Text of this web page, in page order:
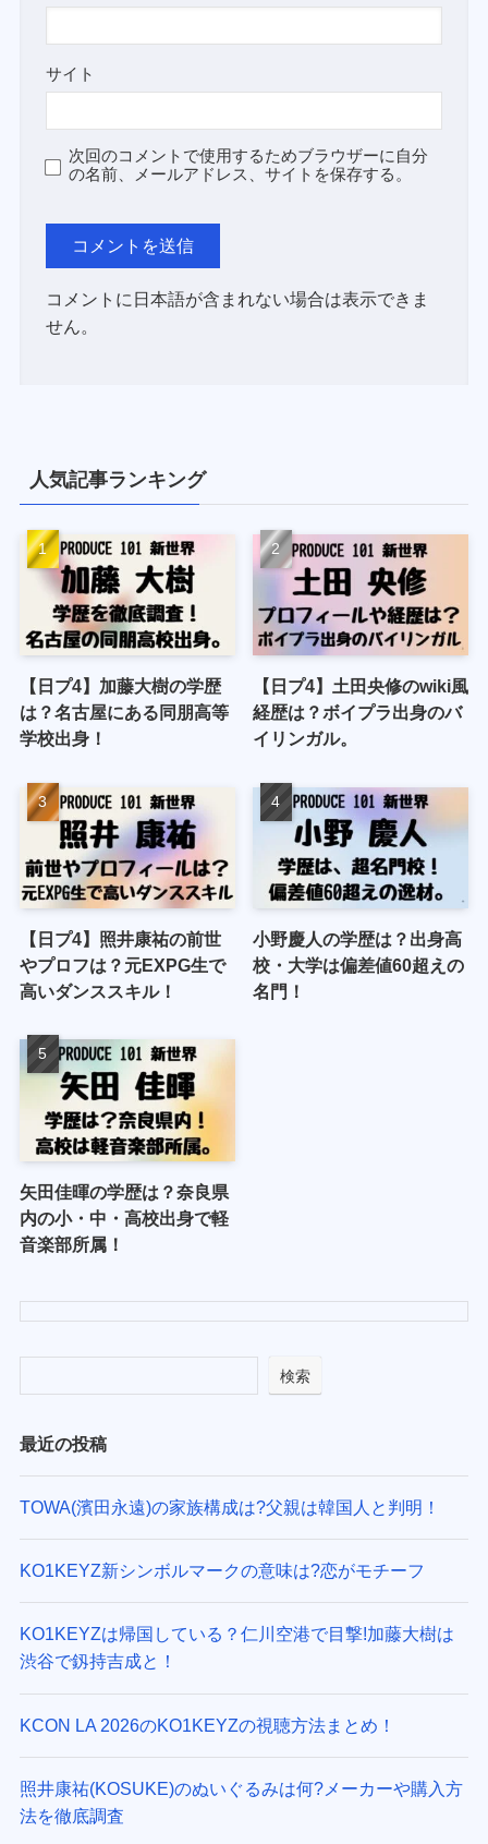
サイト
次回のコメントで使用するためブラウザーに自分
の名前、メールアドレス、サイトを保存する。
コメントに日本語が含まれない場合は表示できま
せん。
人気記事ランキング
【日プ4】加藤大樹の学歴
は？名古屋にある同朋高等
学校出身！
【日プ4】土田央修のwiki風
経歴は？ボイプラ出身のバ
イリンガル。
【日プ4】照井康祐の前世
やプロフは？元EXPG生で
高いダンススキル！
小野慶人の学歴は？出身高
校・大学は偏差値60超えの
名門！
矢田佳暉の学歴は？奈良県
内の小・中・高校出身で軽
音楽部所属！
検索
最近の投稿
TOWA(濱田永遠)の家族構成は?父親は韓国人と判明！
KO1KEYZ新シンボルマークの意味は?恋がモチーフ
KO1KEYZは帰国している？仁川空港で目撃!加藤大樹は
渋谷で釼持吉成と！
KCON LA 2026のKO1KEYZの視聴方法まとめ！
照井康祐(KOSUKE)のぬいぐるみは何?メーカーや購入方
法を徹底調査